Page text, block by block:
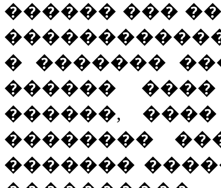
������ ���
� �������
������
������,
��������
�������